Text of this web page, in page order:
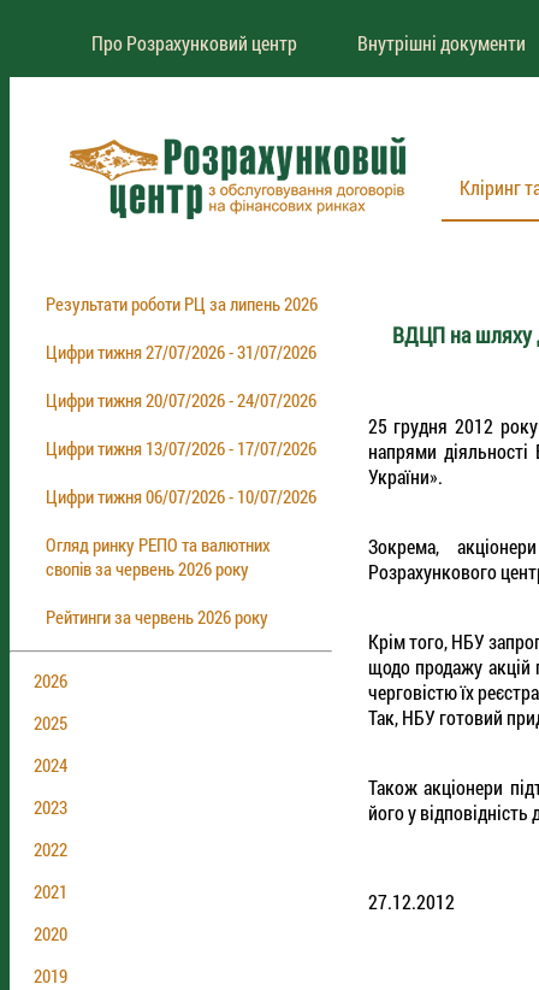
Про Розрахунковий центр Внутрішні документи
Кліринг
Результати роботи РЦ за липень 2026
Цифри тижня 27/07/2026 - 31/07/2026
Цифри тижня 20/07/2026 - 24/07/2026
Цифри тижня 13/07/2026 - 17/07/2026
Цифри тижня 06/07/2026 - 10/07/2026
Огляд ринку РЕПО та валютних
свопів за червень 2026 року
Рейтинги за червень 2026 року
2026
2025
2024
2023
2022
2021
2020
2019
ВДЦП на шляху
25 грудня 2012
напрями
України».
Зокрема,
Розрахункового
Крім того, НБУ
щодо продажу акцій
черговістю їх
Так, НБУ готовий
Також акціонери
його у
27.12.2012